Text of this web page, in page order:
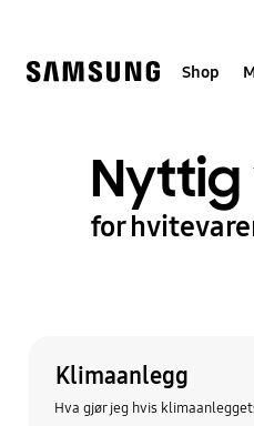
Shop
Nyttig
for
Klimaanlegg
Hva gjør jeg hvis